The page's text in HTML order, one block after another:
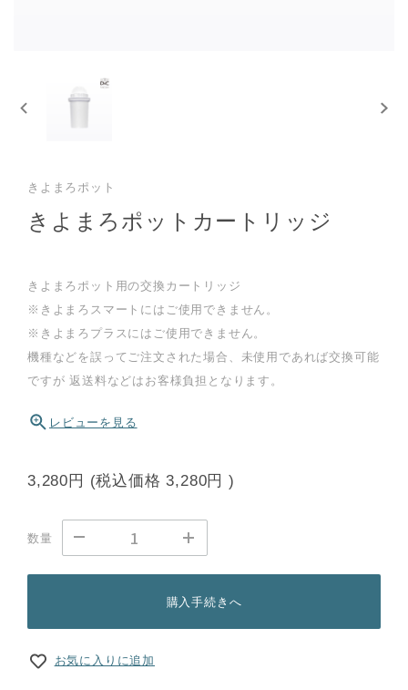
きよまろポット
きよまろポットカートリッジ
きよまろポット用の交換カートリッジ
※きよまろスマートにはご使用できません。
※きよまろプラスにはご使用できません。
機種などを誤ってご注文された場合、未使用であれば交換可能
ですが 返送料などはお客様負担となります。
レビューを見る
3,280円 (税込価格3,280円 )
数量
購入手続きへ
お気に入りに追加